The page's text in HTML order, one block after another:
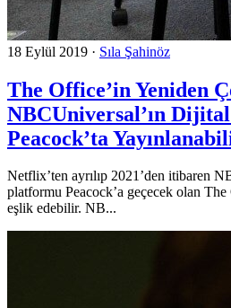
18 Eylül 2019 · Sıla Şahinöz
The Office’in Yeniden
NBCUniversal’ın
Peacock’ta
Netflix’ten ayrılıp 2021’den itibaren
platformu Peacock’a geçecek olan
eşlik edebilir. NB...